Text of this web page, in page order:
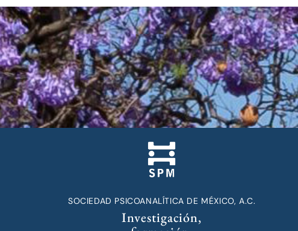
SOCIEDAD PSICOANALÍTICA DE MÉXICO, A.C.
Investigación,